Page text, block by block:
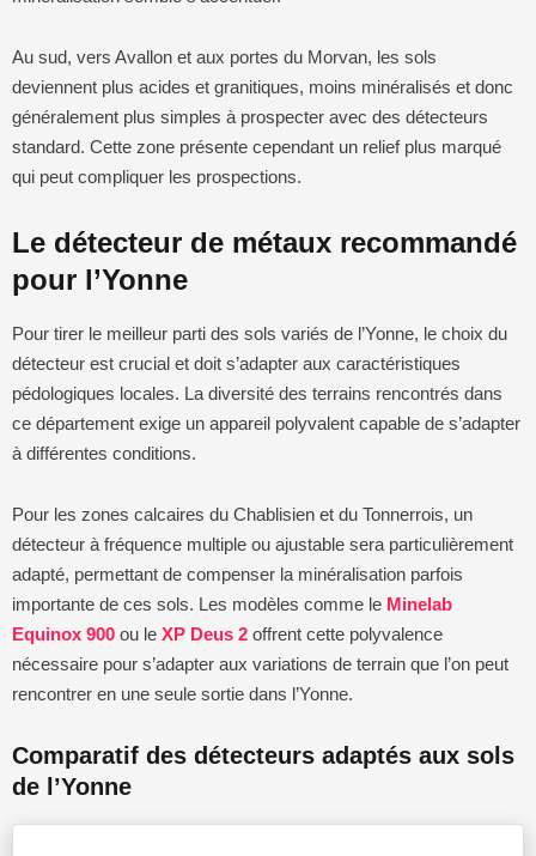
Au sud, vers Avallon et aux portes du Morvan, les sols
deviennent plus acides et granitiques, moins minéralisés et donc
généralement plus simples à prospecter avec des détecteurs
standard. Cette zone présente cependant un relief plus marqué
qui peut compliquer les prospections.
Le détecteur de métaux recommandé
pour l’Yonne
Pour tirer le meilleur parti des sols variés de l’Yonne, le choix du
détecteur est crucial et doit s’adapter aux caractéristiques
pédologiques locales. La diversité des terrains rencontrés dans
ce département exige un appareil polyvalent capable de s’adapter
à différentes conditions.
Pour les zones calcaires du Chablisien et du Tonnerrois, un
détecteur à fréquence multiple ou ajustable sera particulièrement
adapté, permettant de compenser la minéralisation parfois
importante de ces sols. Les modèles comme le Minelab
Equinox 900 ou le XP Deus 2 offrent cette polyvalence
nécessaire pour s’adapter aux variations de terrain que l’on peut
rencontrer en une seule sortie dans l’Yonne.
Comparatif des détecteurs adaptés aux sols
de l’Yonne